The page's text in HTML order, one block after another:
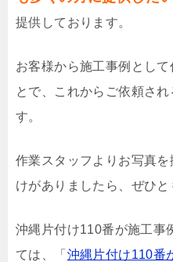
提供しております。
お客様から施工事例とし
とで、これからご依頼さ
す。
作業スタッフよりお写真
けがありましたら、ぜひと
沖縄片付け110番が施工事
ては、「 沖縄片付け110番